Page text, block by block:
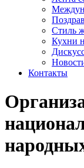
Cтиль
Кухни
Контакты